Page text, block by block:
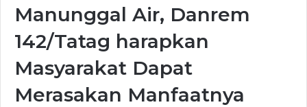
Manunggal Air, Danrem
142/Tatag harapkan
Masyarakat Dapat
Merasakan Manfaatnya